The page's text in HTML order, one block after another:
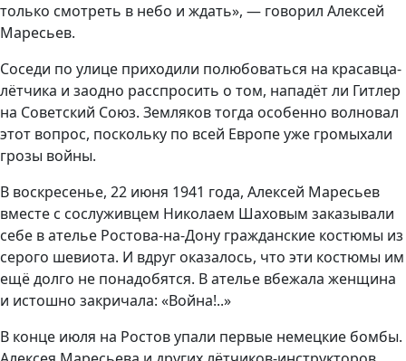
только смотреть в небо и ждать», — говорил Алексей
Маресьев.
Соседи по улице приходили полюбоваться на красавца-
лётчика и заодно расспросить о том, нападёт ли Гитлер
на Советский Союз. Земляков тогда особенно волновал
этот вопрос, поскольку по всей Европе уже громыхали
грозы войны.
В воскресенье, 22 июня 1941 года, Алексей Маресьев
вместе с сослуживцем Николаем Шаховым заказывали
себе в ателье Ростова-на-Дону гражданские костюмы из
серого шевиота. И вдруг оказалось, что эти костюмы им
ещё долго не понадобятся. В ателье вбежала женщина
и истошно закричала: «Война!..»
В конце июля на Ростов упали первые немецкие бомбы.